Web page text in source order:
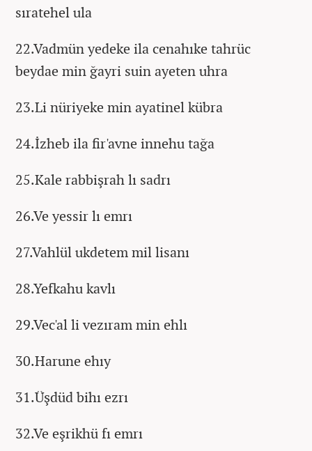
sıratehel ula
22.Vadmün yedeke ila cenahıke tahrüc
beydae min ğayri suin ayeten uhra
23.Li nüriyeke min ayatinel kübra
24.İzheb ila fir'avne innehu tağa
25.Kale rabbişrah lı sadrı
26.Ve yessir lı emrı
27.Vahlül ukdetem mil lisanı
28.Yefkahu kavlı
29.Vec'al li vezıram min ehlı
30.Harune ehıy
31.Üşdüd bihı ezrı
32.Ve eşrikhü fı emrı